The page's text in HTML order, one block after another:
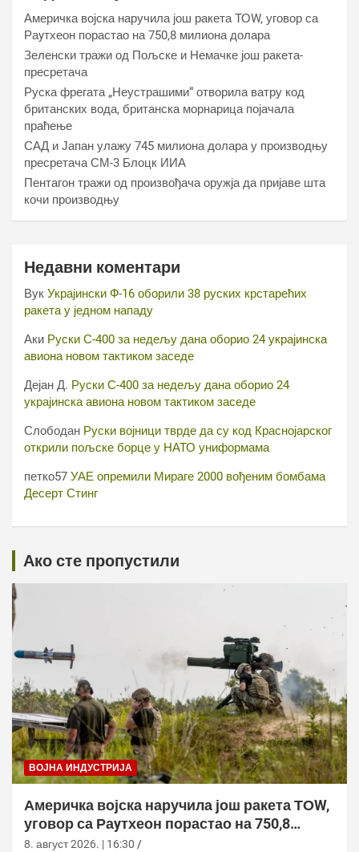
Америчка војска наручила још ракета ТОW, уговор са
Раyтхеон порастао на 750,8 милиона долара
Зеленски тражи од Пољске и Немачке још ракета-
пресретача
Руска фрегата „Неустрашими“ отворила ватру код
британских вода, британска морнарица појачала
праћење
САД и Јапан улажу 745 милиона долара у производњу
пресретача СМ-3 Блоцк ИИА
Пентагон тражи од произвођача оружја да пријаве шта
кочи производњу
Недавни коментари
Вук Украјински Ф-16 оборили 38 руских крстарећих
ракета у једном нападу
Аки Руски С-400 за недељу дана оборио 24 украјинска
авиона новом тактиком заседе
Дејан Д. Руски С-400 за недељу дана оборио 24
украјинска авиона новом тактиком заседе
Слободан Руски војници тврде да су код Краснојарског
открили пољске борце у НАТО униформама
петко57 УАЕ опремили Мираге 2000 вођеним бомбама
Десерт Стинг
Ако сте пропустили
ВОЈНА ИНДУСТРИЈА
Америчка војска наручила још ракета ТОW,
уговор са Раyтхеон порастао на 750,8
милиона долара
8. август 2026. | 16:30